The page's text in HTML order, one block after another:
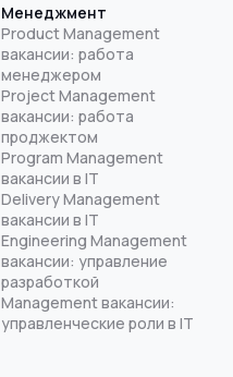
Менеджмент
Product Management
вакансии: работа
менеджером
Project Management
вакансии: работа
проджектом
Program Management
вакансии в IT
Delivery Management
вакансии в IT
Engineering Management
вакансии: управление
разработкой
Management вакансии:
управленческие роли в IT